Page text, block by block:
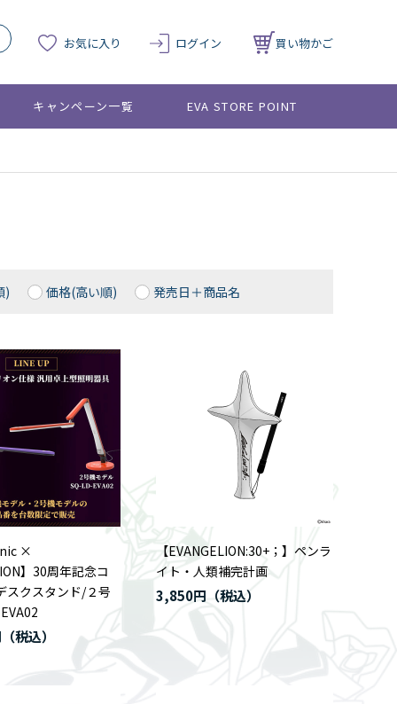
お気に入り ログイン 買い物かご
キャンペーン一覧 EVA STORE POINT
) 価格(高い順) 発売日＋商品名
×
】30周年記念コ
スクスタンド/２号
【EVANGELION:30+；】ペンラ
イト・人類補完計画
3,850円